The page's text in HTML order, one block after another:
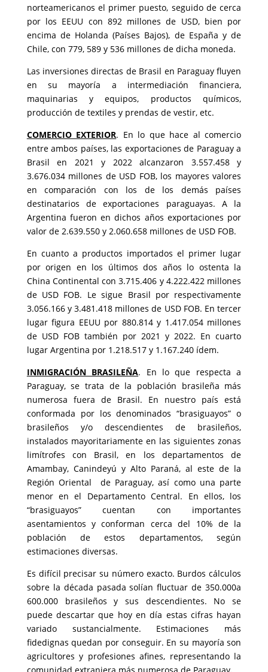
norteamericanos el primer puesto, seguido de cerca
por los EEUU con 892 millones de USD, bien por
encima de Holanda (Países Bajos), de España y de
Chile, con 779, 589 y 536 millones de dicha moneda.
Las inversiones directas de Brasil en Paraguay fluyen
en su mayoría a intermediación financiera,
maquinarias y equipos, productos químicos,
producción de textiles y prendas de vestir, etc.
COMERCIO EXTERIOR. En lo que hace al comercio
entre ambos países, las exportaciones de Paraguay a
Brasil en 2021 y 2022 alcanzaron 3.557.458 y
3.676.034 millones de USD FOB, los mayores valores
en comparación con los de los demás países
destinatarios de exportaciones paraguayas. A la
Argentina fueron en dichos años exportaciones por
valor de 2.639.550 y 2.060.658 millones de USD FOB.
En cuanto a productos importados el primer lugar
por origen en los últimos dos años lo ostenta la
China Continental con 3.715.406 y 4.222.422 millones
de USD FOB. Le sigue Brasil por respectivamente
3.056.166 y 3.481.418 millones de USD FOB. En tercer
lugar figura EEUU por 880.814 y 1.417.054 millones
de USD FOB también por 2021 y 2022. En cuarto
lugar Argentina por 1.218.517 y 1.167.240 ídem.
INMIGRACIÓN BRASILEÑA. En lo que respecta a
Paraguay, se trata de la población brasileña más
numerosa fuera de Brasil. En nuestro país está
conformada por los denominados “brasiguayos” o
brasileños y/o descendientes de brasileños,
instalados mayoritariamente en las siguientes zonas
limítrofes con Brasil, en los departamentos de
Amambay, Canindeyú y Alto Paraná, al este de la
Región Oriental de Paraguay, así como una parte
menor en el Departamento Central. En ellos, los
“brasiguayos” cuentan con importantes
asentamientos y conforman cerca del 10% de la
población de estos departamentos, según
estimaciones diversas.
Es difícil precisar su número exacto. Burdos cálculos
sobre la década pasada solían fluctuar de 350.000​a
600.000 brasileños y sus descendientes. No se
puede descartar que hoy en día estas cifras hayan
variado sustancialmente. Estimaciones más
fidedignas quedan por conseguir. En su mayoría son
agricultores y profesiones afines, representando la